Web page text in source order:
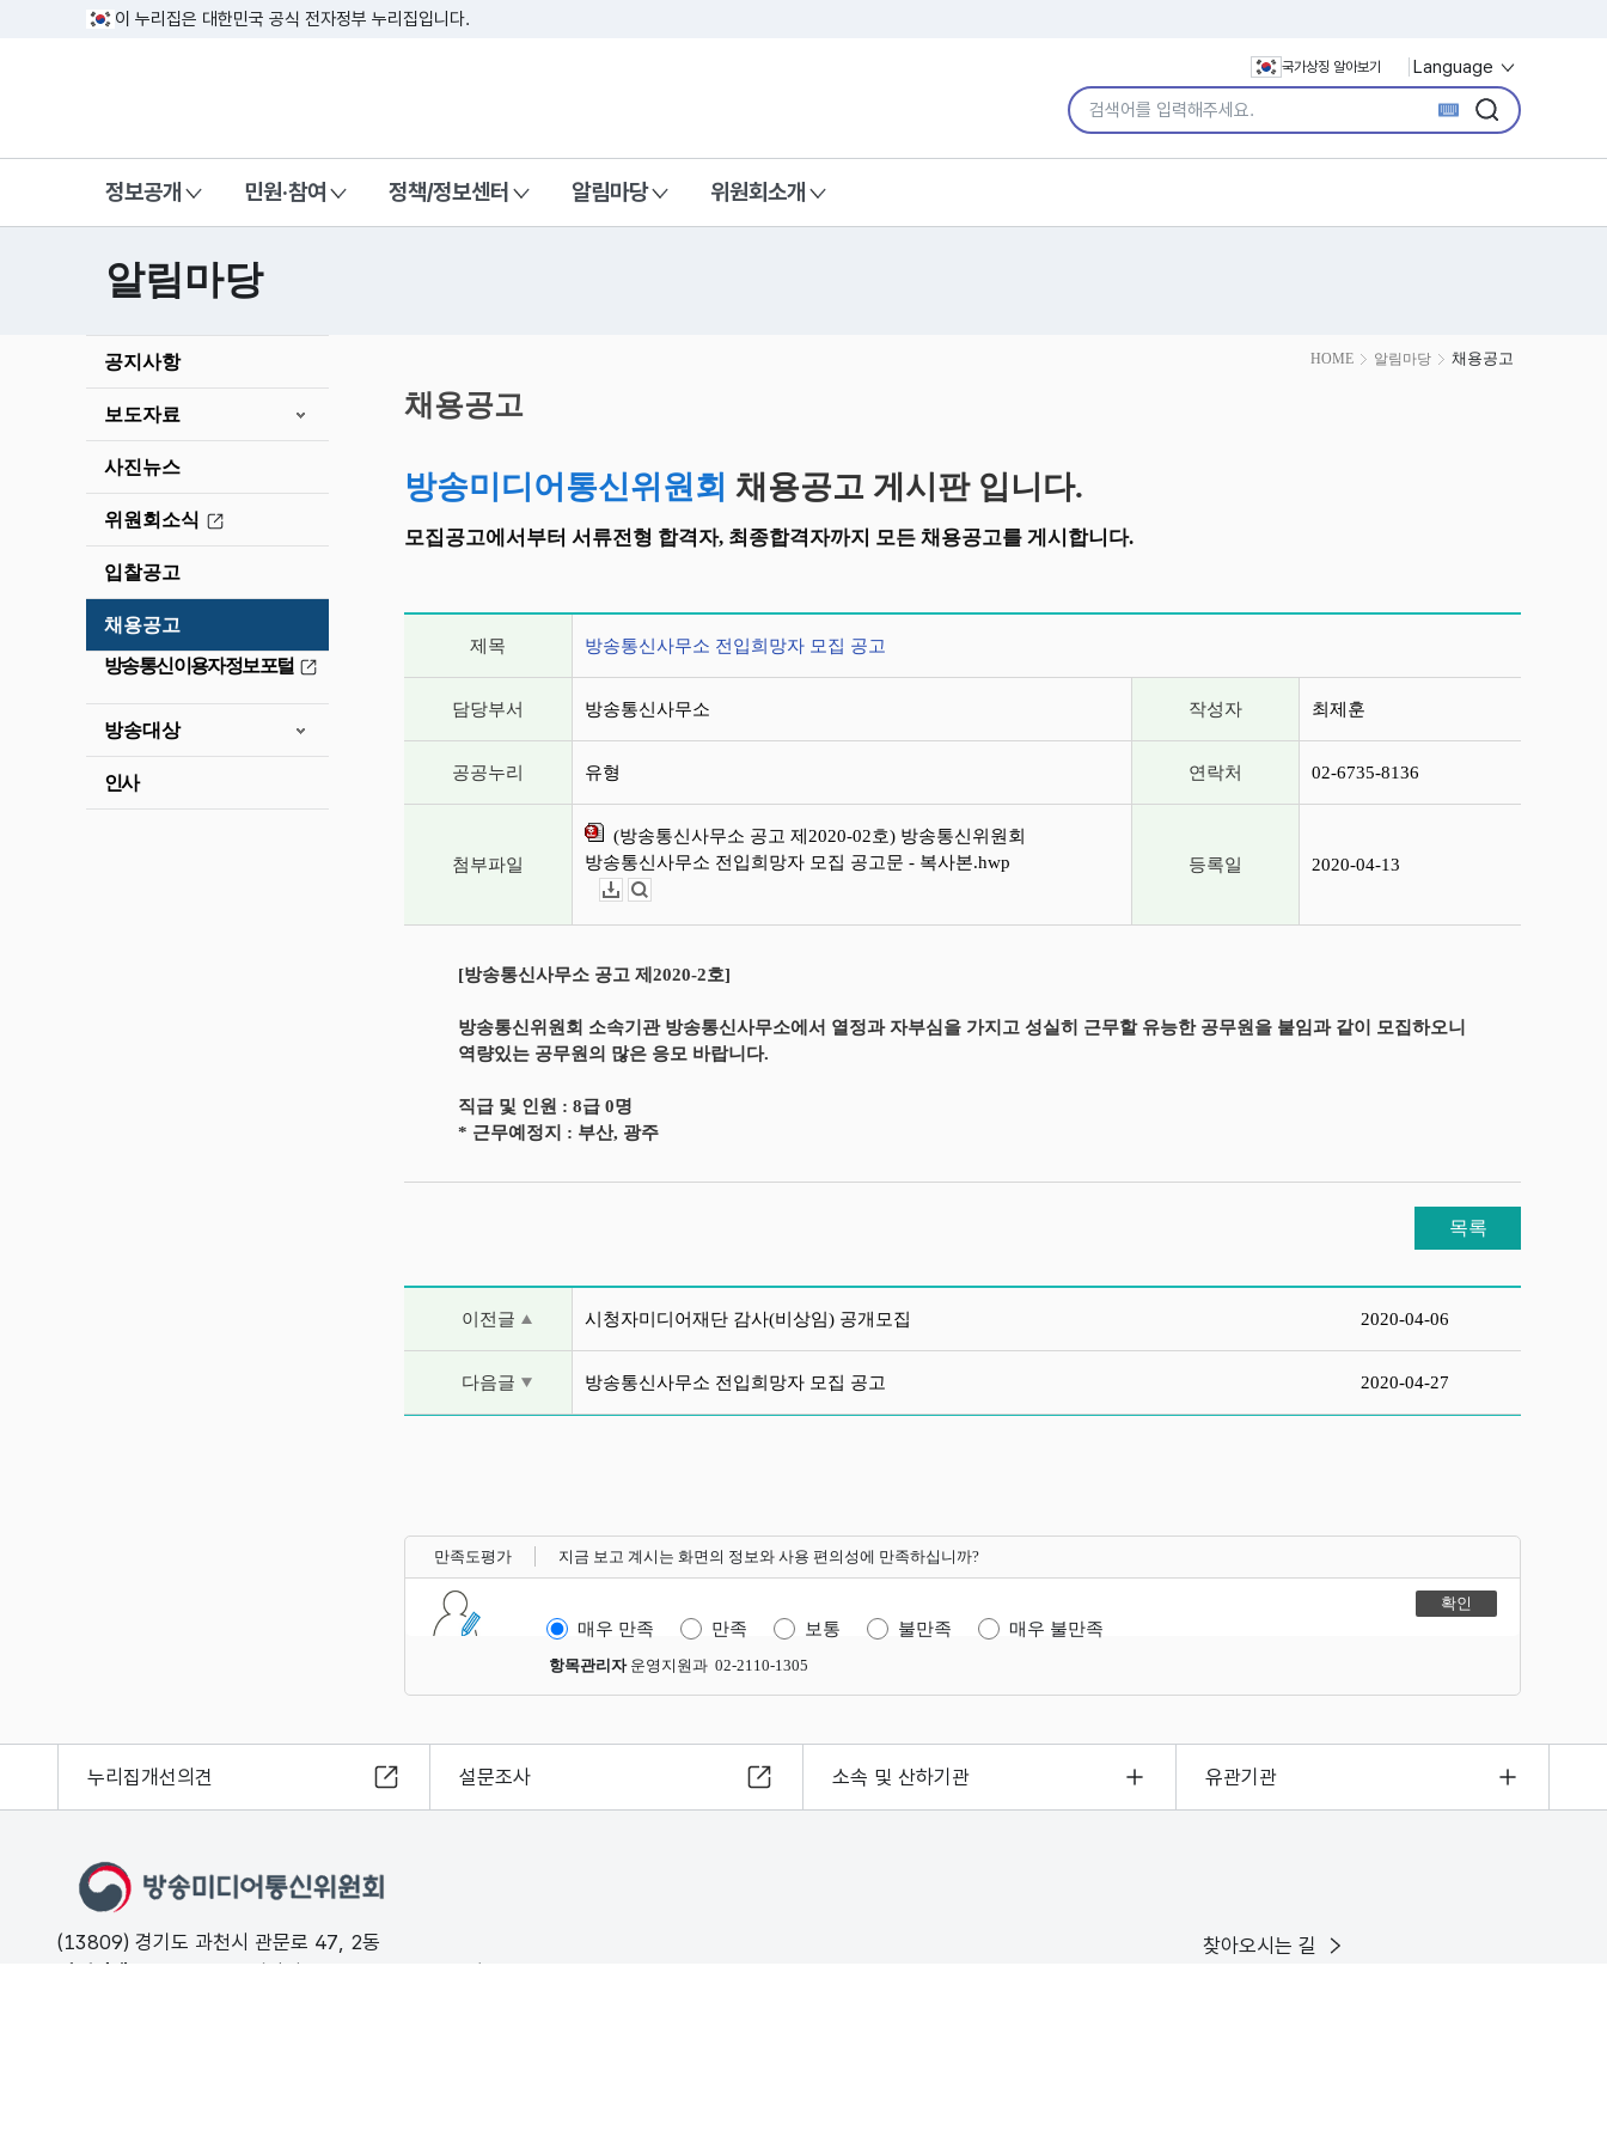
이 누리집은 대한민국 공식 전자정부 누리집입니다.
국가상징 알아보기 Language
통합검색어 입력
검색
검색
정보공개 민원·참여 정책/정보센터 알림마당 위원회소개
알림마당
공지사항
보도자료
사진뉴스
위원회소식
입찰공고
채용공고
방송통신이용자정보포털
방송대상
인사
HOME 알림마당 채용공고
시
작
채용공고
방송미디어통신위원회 채용공고 게시판 입니다.
모집공고에서부터 서류전형 합격자, 최종합격자까지 모든 채용공고를 게시합니다.
제목 방송통신사무소 전입희망자 모집 공고
담당부서 방송통신사무소 작성자 최제훈
공공누리 유형 연락처 02-6735-8136
첨부파일
(방송통신사무소 공고 제2020-02호) 방송통신위원회
방송통신사무소 전입희망자 모집 공고문 - 복사본.hwp
등록일 2020-04-13
[방송통신사무소 공고 제2020-2호]
방송통신위원회 소속기관 방송통신사무소에서 열정과 자부심을 가지고 성실히 근무할 유능한 공무원을 붙임과 같이 모집하오니
역량있는 공무원의 많은 응모 바랍니다.
직급 및 인원 : 8급 0명
* 근무예정지 : 부산, 광주
목록
이전글 시청자미디어재단 감사(비상임) 공개모집 2020-04-06
다음글 방송통신사무소 전입희망자 모집 공고 2020-04-27
만족도평가 지금 보고 계시는 화면의 정보와 사용 편의성에 만족하십니까?
매우 만족 만족 보통 불만족 매우 불만족
항목관리자운영지원과 02-2110-1305
누리집개선의견 설문조사 소속 및 산하기관 유관기관
(13809) 경기도 과천시 관문로 47, 2동
찾아오시는 길